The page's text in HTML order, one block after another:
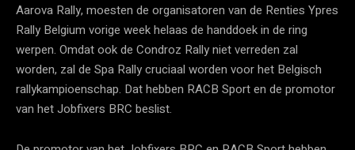
Aarova Rally, moesten de organisatoren van de Renties Ypres
Rally Belgium vorige week helaas de handdoek in de ring
werpen. Omdat ook de Condroz Rally niet verreden zal
worden, zal de Spa Rally cruciaal worden voor het Belgisch
rallykampioenschap. Dat hebben RACB Sport en de promotor
van het Jobfixers BRC beslist.